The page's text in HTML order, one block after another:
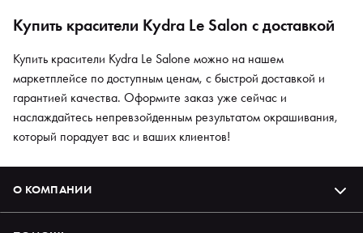
Купить красители Kydra Le Salon с доставкой
Купить красители Kydra Le Salone можно на нашем
маркетплейсе по доступным ценам, с быстрой доставкой и
гарантией качества. Оформите заказ уже сейчас и
наслаждайтесь непревзойденным результатом окрашивания,
который порадует вас и ваших клиентов!
О КОМПАНИИ